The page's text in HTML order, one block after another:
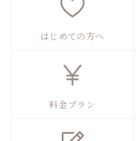
はじめての方へ
料金プラン